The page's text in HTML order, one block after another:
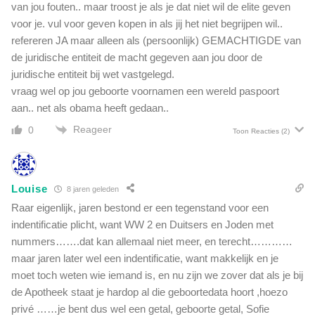
van jou fouten.. maar troost je als je dat niet wil de elite geven
voor je. vul voor geven kopen in als jij het niet begrijpen wil..
refereren JA maar alleen als (persoonlijk) GEMACHTIGDE van
de juridische entiteit de macht gegeven aan jou door de
juridische entiteit bij wet vastgelegd.
vraag wel op jou geboorte voornamen een wereld paspoort
aan.. net als obama heeft gedaan..
0 Reageer Toon Reacties (2)
Louise 8 jaren geleden
Raar eigenlijk, jaren bestond er een tegenstand voor een
indentificatie plicht, want WW 2 en Duitsers en Joden met
nummers…….dat kan allemaal niet meer, en terecht…………
maar jaren later wel een indentificatie, want makkelijk en je
moet toch weten wie iemand is, en nu zijn we zover dat als je bij
de Apotheek staat je hardop al die geboortedata hoort ,hoezo
privé ……je bent dus wel een getal, geboorte getal, Sofie